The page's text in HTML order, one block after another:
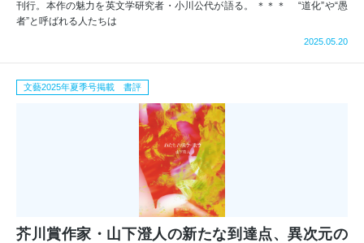
刊行。本作の魅力を英文学研究者・小川公代が語る。 ＊＊＊ “道化”や“愚
者”と呼ばれる人たちは
2025.05.20
文藝2025年夏季号掲載 書評
芥川賞作家・山下澄人の新たな到達点、異次元の